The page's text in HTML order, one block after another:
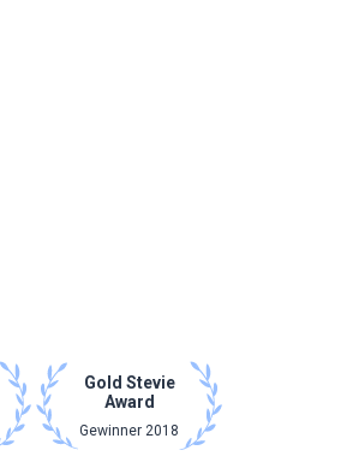
Gold Stevie
Award
Gewinner 2018